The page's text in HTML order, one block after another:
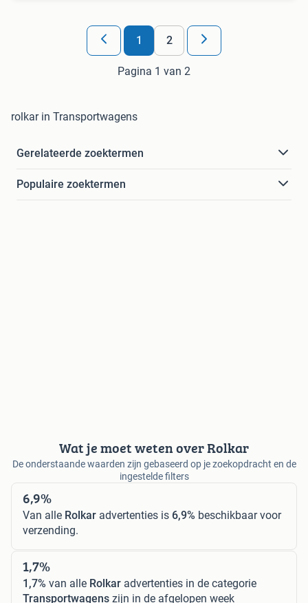
1 2
Pagina 1 van 2
rolkar in Transportwagens
Gerelateerde zoektermen
Populaire zoektermen
Wat je moet weten over Rolkar
De onderstaande waarden zijn gebaseerd op je zoekopdracht en de
ingestelde filters
6,9%
Van alle Rolkar advertenties is 6,9% beschikbaar voor
verzending.
1,7%
1,7% van alle Rolkar advertenties in de categorie
Transportwagens zijn in de afgelopen week